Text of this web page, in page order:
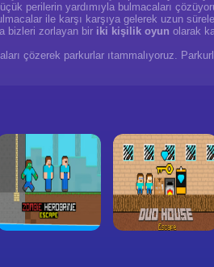
perilerin yardımıyla bulmacaları
ile karşı karşıya gelerek uzun
bizleri zorlayan bir iki kişilik oyun olarak
çözerek parkurlar ıtammalıyoruz.